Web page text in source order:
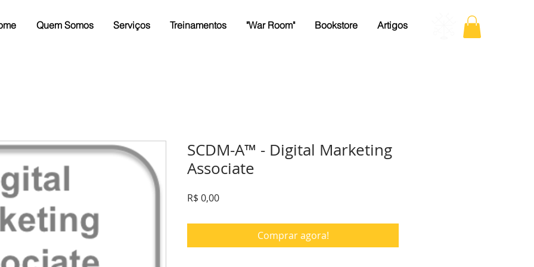
Quem Somos Serviços Treinamentos "War Room" Bookstore Artigos
SCDM-A™ - Digital Marketing
Associate
R$ 0,00Preço
Comprar agora!